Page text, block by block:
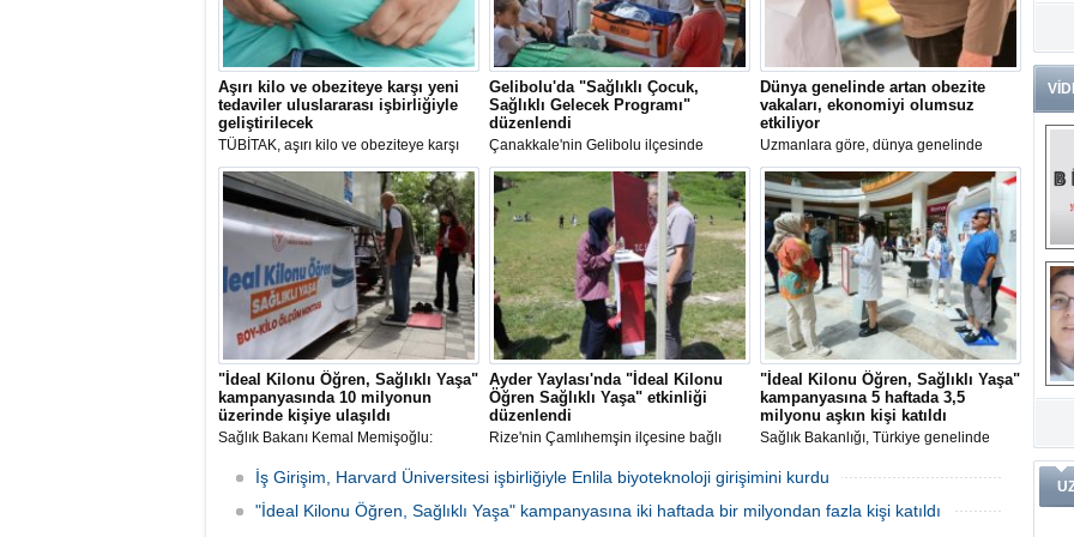
Aşırı kilo ve obeziteye karşı yeni
tedaviler uluslararası işbirliğiyle
geliştirilecek
TÜBİTAK, aşırı kilo ve obeziteye karşı
ERA4Health Ortaklığı ile çıktığı
uluslararası çağrıyla sorunun
nedenlerini ve komplikasyonlarını
önlemeyi amaçlıyor.
Gelibolu'da "Sağlıklı Çocuk,
Sağlıklı Gelecek Programı"
düzenlendi
Çanakkale'nin Gelibolu ilçesinde
"Sağlıklı Çocuk, Sağlıklı Gelecek
Programı" gerçekleştirildi.
Dünya genelinde artan obezite
vakaları, ekonomiyi olumsuz
etkiliyor
Uzmanlara göre, dünya genelinde
kaydedilen obezite vakalarındaki hızlı
artış, ekonomileri tehdit eden küresel bir
krize dönüşüyor.
"İdeal Kilonu Öğren, Sağlıklı Yaşa"
kampanyasında 10 milyonun
üzerinde kişiye ulaşıldı
Sağlık Bakanı Kemal Memişoğlu:
insanımızın fazla kilolu olduğunu, hatta
bu kişilerin yaklaşık yüzde 25'inin obez
diyeceğimiz aşırı kilolu olduğunu fark
Ayder Yaylası'nda "İdeal Kilonu
Öğren Sağlıklı Yaşa" etkinliği
düzenlendi
Rize'nin Çamlıhemşin ilçesine bağlı
Kilonu Öğren, Sağlıklı Yaşa"
kampanyası kapsamında tulum
eşliğinde etkinlik düzenlendi.
"İdeal Kilonu Öğren, Sağlıklı Yaşa"
kampanyasına 5 haftada 3,5
milyonu aşkın kişi katıldı
Sağlık Bakanlığı, Türkiye genelinde
Sağlıklı Yaşa" kampanyasının ilk 5
52,9'u kadın olmak üzere 3 milyon 572
İş Girişim, Harvard Üniversitesi işbirliğiyle Enlila biyoteknoloji girişimini kurdu
16 Haziran 2025 Pazartesi 20:08
"İdeal Kilonu Öğren, Sağlıklı Yaşa" kampanyasına iki haftada bir milyondan fazla kişi katıldı